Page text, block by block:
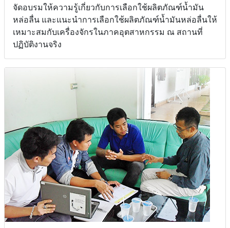
จัดอบรมให้ความรู้เกี่ยวกับการเลือกใช้ผลิตภัณฑ์น้ำมัน
หล่อลื่น และแนะนำการเลือกใช้ผลิตภัณฑ์น้ำมันหล่อลื่นให้
เหมาะสมกับเครื่องจักรในภาคอุตสาหกรรม ณ สถานที่
ปฏิบัติงานจริง